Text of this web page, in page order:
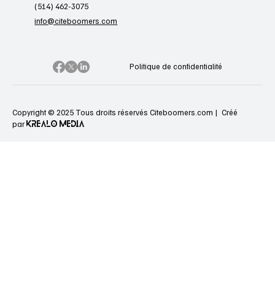
(514) 462-3075
info@citeboomers.com
Politique de confidentialité
Copyright © 2025 Tous droits réservés Citeboomers.com | Créé
par KREALO MEDIA